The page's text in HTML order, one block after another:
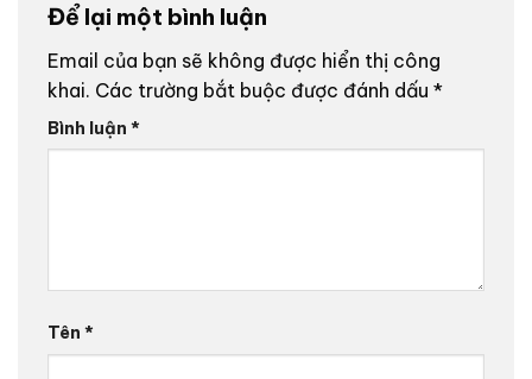
Để lại một bình luận
Email của bạn sẽ không được hiển thị công
khai. Các trường bắt buộc được đánh dấu *
Bình luận *
Tên *